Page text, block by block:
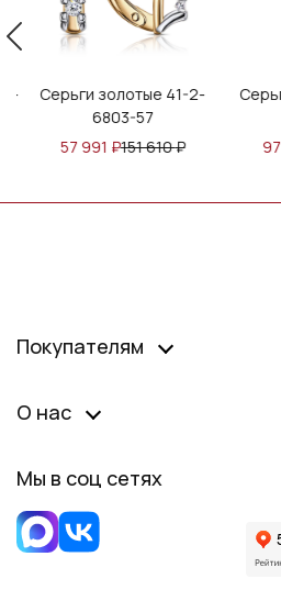
2-
Серьги золотые 24224-
100
97 894₽255 930
Покупателям
О нас
Мы в соц сетях